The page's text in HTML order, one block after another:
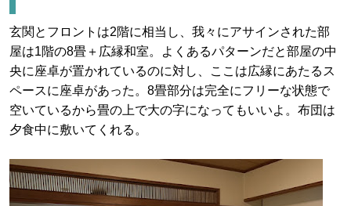
玄関とフロントは2階に相当し、我々にアサインされた部
屋は1階の8畳＋広縁和室。よくあるパターンだと部屋の中
央に座卓が置かれているのに対し、ここは広縁にあたるス
ペースに座卓があった。8畳部分は完全にフリーな状態で
空いているから畳の上で大の字になってもいいよ。布団は
夕食中に敷いてくれる。